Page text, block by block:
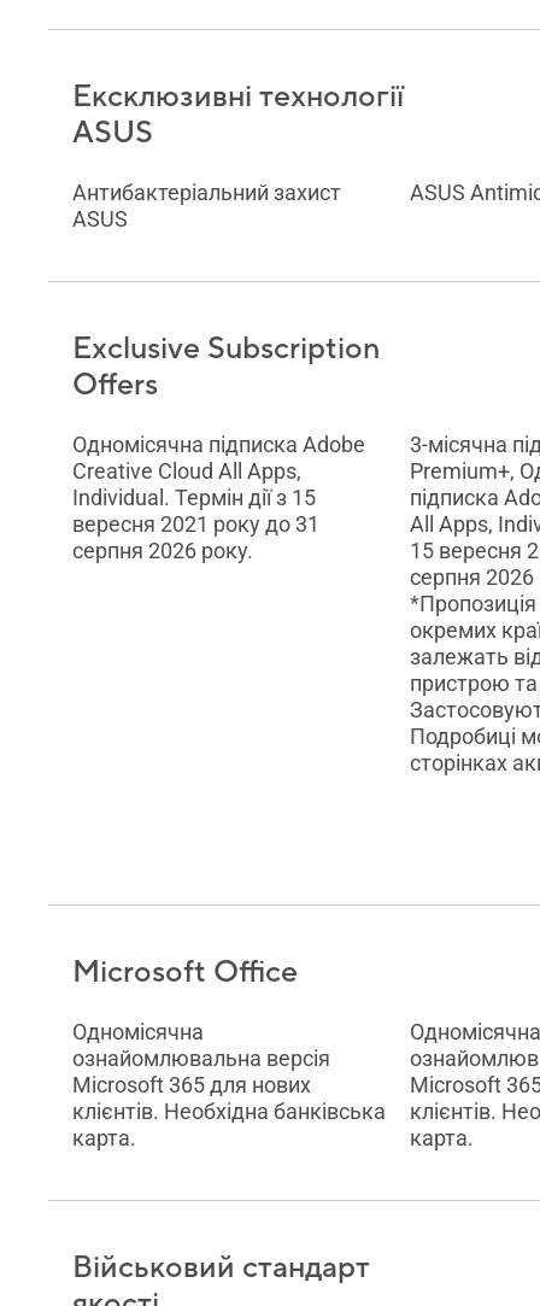
Ексклюзивні технології
ASUS
Антибактеріальний захист
ASUS
ASUS
Exclusive Subscription
Offers
Одномісячна підписка Adobe
Creative Cloud All Apps,
Individual. Термін дії з 15
вересня 2021 року до 31
серпня 2026 року.
3-місячна
Premium+,
підписка
All Apps,
15 вересня
серпня 2026
окремих
залежать
пристрою та
Подробиці
сторінках
Microsoft Office
Одномісячна
ознайомлювальна версія
Microsoft 365 для нових
клієнтів. Необхідна банківська
карта.
Одномісячна
Microsoft
клієнтів.
карта.
Військовий стандарт